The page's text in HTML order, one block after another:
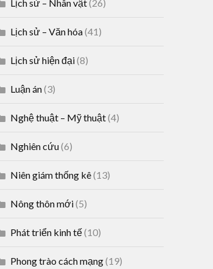
Lịch sử – Nhân vật(26)
Lịch sử – Văn hóa(41)
Lịch sử hiện đại(8)
Luận án(3)
Nghệ thuật – Mỹ thuật(4)
Nghiên cứu(6)
Niên giám thống kê(13)
Nông thôn mới(5)
Phát triển kinh tế(10)
Phong trào cách mạng(19)